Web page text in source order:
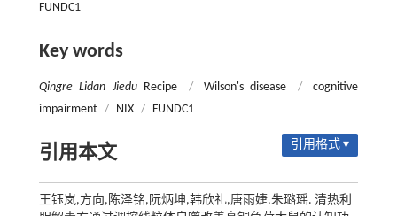
FUNDC1
Key words
Qingre Lidan JieduRecipe / Wilson's disease /
cognitive
impairment / NIX / FUNDC1
引用本文 引用格式 ▾
王钰岚,方向,陈泽铭,阮炳坤,韩欣礼,唐雨婕,朱璐瑶. 清热利